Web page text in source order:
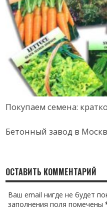
Покупаем семена:
Бетонный завод в
ОСТАВИТЬ КОММЕНТАРИЙ
Ваш email нигде не будет
заполнения поля помечены